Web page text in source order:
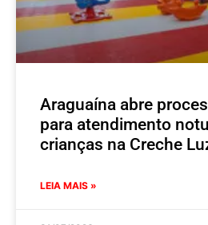
Araguaína abre
para atendimento
crianças na Creche
LEIA MAIS »